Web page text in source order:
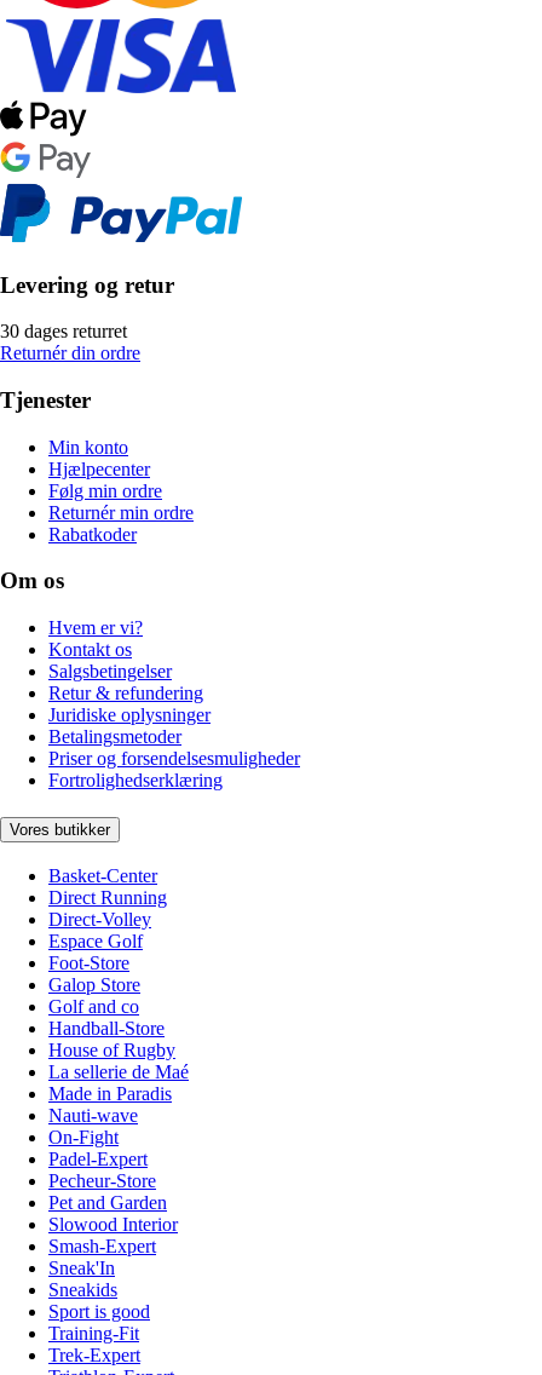
Levering og retur
30 dages returret
Returnér din ordre
Tjenester
Min konto
Hjælpecenter
Følg min ordre
Returnér min ordre
Rabatkoder
Om os
Hvem er vi?
Kontakt os
Salgsbetingelser
Retur & refundering
Juridiske oplysninger
Betalingsmetoder
Priser og forsendelsesmuligheder
Fortrolighedserklæring
Vores butikker
Basket-Center
Direct Running
Direct-Volley
Espace Golf
Foot-Store
Galop Store
Golf and co
Handball-Store
House of Rugby
La sellerie de Maé
Made in Paradis
Nauti-wave
On-Fight
Padel-Expert
Pecheur-Store
Pet and Garden
Slowood Interior
Smash-Expert
Sneak'In
Sneakids
Sport is good
Training-Fit
Trek-Expert